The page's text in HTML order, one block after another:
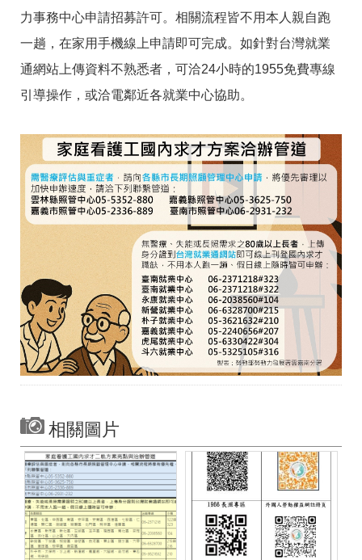
隱
權
及
安
政
策
政
網
站
資
開
放
機
表
力事務中心申請招募許可。相關流程皆不用本人親自跑
一趟，在家用手機線上申請即可完成。如針對台灣就業
通網站上傳資料不熟悉者，可洽24小時的1955免費專線
引導操作，或洽電鄰近各就業中心協助。
相關圖片